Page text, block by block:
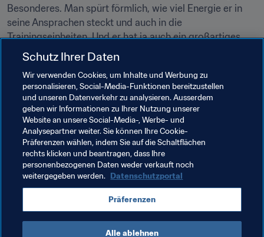
Besonderes. Man spürt förmlich, wie viel Energie er in
seine Ansprachen steckt und auch in die
Trainingseinheiten. Und er hat ja auch ein großartiges
Team um sich herum aufgebaut. Es ist nicht nur er selbst.
dass man es auch selbst versuchen will. Nicht er zu sein,
aber genau so engagiert und leidenschaftlich zu sein, wie
er es als Trainer ist.
Verwandte Themen
Türkiye England France
Schutz Ihrer Daten
Wir verwenden Cookies, um Inhalte und Werbung zu
personalisieren, Social-Media-Funktionen bereitzustellen
und unseren Datenverkehr zu analysieren. Ausserdem
geben wir Informationen zu Ihrer Nutzung unserer
Website an unsere Social-Media-, Werbe- und
Analysepartner weiter. Sie können Ihre Cookie-
Präferenzen wählen, indem Sie auf die Schaltflächen
rechts klicken und beantragen, dass Ihre
personenbezogenen Daten weder verkauft noch
weitergegeben werden. Datenschutzportal
Präferenzen
Alle ablehnen